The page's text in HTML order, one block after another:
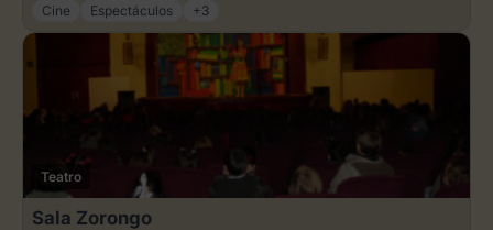
Cine Espectáculos +3
Teatro
Sala Zorongo